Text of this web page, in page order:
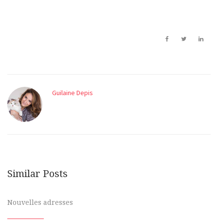
Guilaine Depis
Similar Posts
Nouvelles adresses